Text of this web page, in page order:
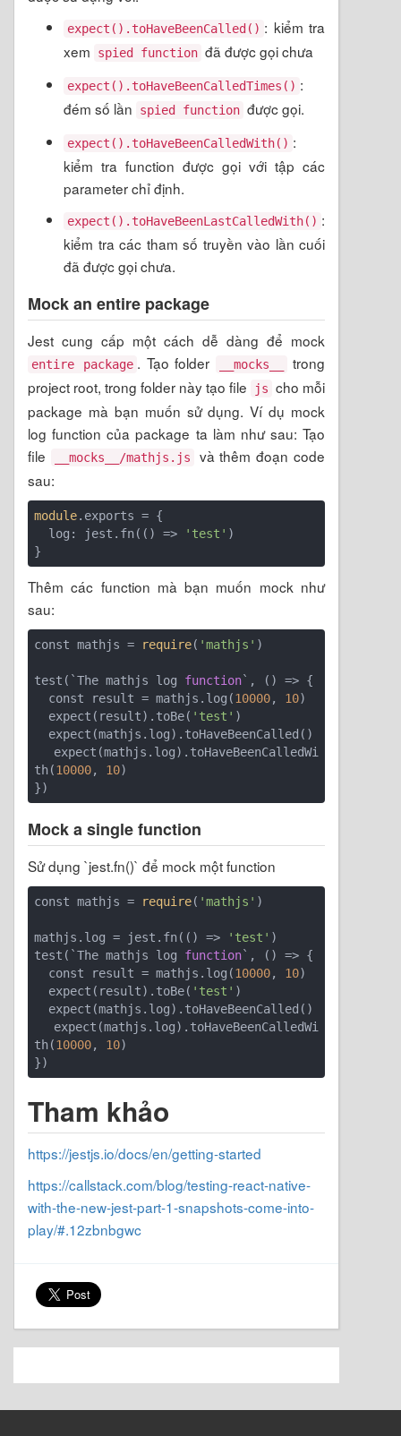
expect().toHaveBeenCalled() : kiểm tra
xem
spied function đã được gọi chưa
expect().toHaveBeenCalledTimes() :
đém số lần
spied function được gọi.
expect().toHaveBeenCalledWith() :
kiểm tra function được gọi với tập các
parameter chỉ định.
expect().toHaveBeenLastCalledWith() :
kiểm tra các tham số truyền vào lần cuối
đã được gọi chưa.
Mock an entire package
Jest cung cấp một cách dễ dàng để mock
entire package . Tạo folder __mocks__
trong
project root, trong folder này tạo file
js cho mỗi
package mà bạn muốn sử dụng. Ví dụ mock
log function của package ta làm như sau: Tạo
file
__mocks__/mathjs.js
và thêm đoạn code
sau:
module.exports = {
  log: jest.fn(
() => 'test' )
}
Thêm các function mà bạn muốn mock như
sau:
const mathjs = require( 'mathjs' )
test(`The mathjs log function`, () => {
  const result = mathjs.log(
10000, 10)
  expect(result).toBe(
'test' )
th(10000, 10)
})
Mock a single function
Sử dụng `jest.fn()` để mock một function
const mathjs = require( 'mathjs' )
mathjs.log = jest.fn( () => 'test' )
test(`The mathjs log function`, () => {
  const result = mathjs.log(
10000, 10)
  expect(result).toBe(
'test' )
th(10000, 10)
})
Tham khảo
https://jestjs.io/docs/en/getting-started
https://callstack.com/blog/testing-react-native-
with-the-new-jest-part-1-snapshots-come-into-
play/#.12zbnbgwc